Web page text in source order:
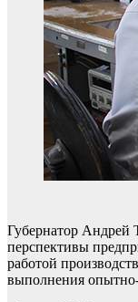
Губернатор Андрей
перспективы
работой
выполнения опытно-